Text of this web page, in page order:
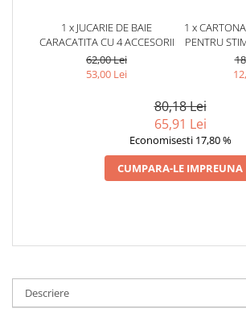
1 x JUCARIE DE BAIE
CARACATITA CU 4 ACCESORII
62,00 Lei
53,00 Lei
1 x
PENTRU
- SET
80,18 Lei
65,91 Lei
Economisesti 17,80 %
CUMPARA-LE IMPREUNA
Descriere